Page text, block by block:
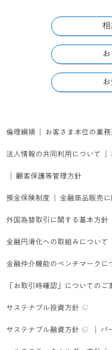
倫理綱領 お客さま本位の業
法人情報の共同利用について
顧客保護等管理方針
預金保険制度 金融商品販売
外国為替取引に関する基本方針
金融円滑化への取組みについて
金融仲介機能のベンチマークに
「お取引時確認」についてのご
サステナブル投資方針
サステナブル融資方針 パ